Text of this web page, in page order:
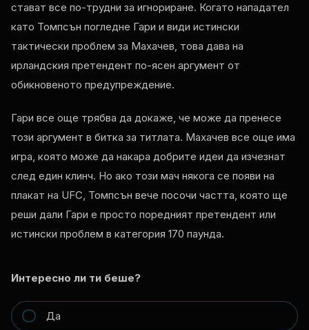
стават все по-трудни за игнориране. Когато нападател
като Томпсън погледне Гари и види истински
тактически проблем за Махачев, това дава на
ирландския претендент по-ясен аргумент от
обикновеното предупреждение.
Гари все още трябва да докаже, че може да пренесе
този аргумент в битка за титлата. Махачев все още има
игра, която може да накара добрите идеи да изчезнат
след един клинч. Но ако този мач някога се появи на
плакат на UFC, Томпсън вече посочи частта, която ще
реши дали Гари е просто поредният претендент или
истински проблем в категория 170 паунда.
Интересно ли ти беше?
Да